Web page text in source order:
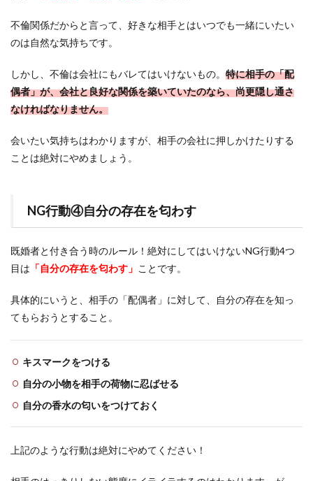
不倫関係だからと言って、好きな相手とはいつでも一緒にいたい
のは自然な気持ちです。
しかし、不倫は会社にもバレてはいけないもの。 特に相手の「配
偶者」が、会社と良好な関係を築いていたのなら、尚更隠し通さ
なければなりません。
会いたい気持ちはわかりますが、相手の会社に押しかけたりする
ことは絶対にやめましょう。
NG行動④自分の存在を匂わす
既婚者と付き合う時のルール！絶対にしてはいけないNG行動4つ
目は 「自分の存在を匂わす」 ことです。
具体的にいうと、相手の「配偶者」に対して、自分の存在を知っ
てもらおうとすること。
キスマークをつける
自分の小物を相手の荷物に忍ばせる
自分の香水の匂いをつけておく
上記のような行動は絶対にやめてください！